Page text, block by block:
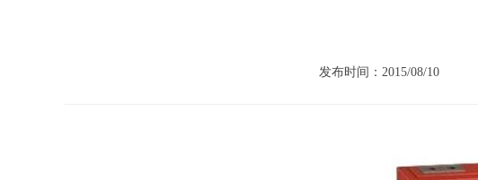
发布时间：2015/08/10